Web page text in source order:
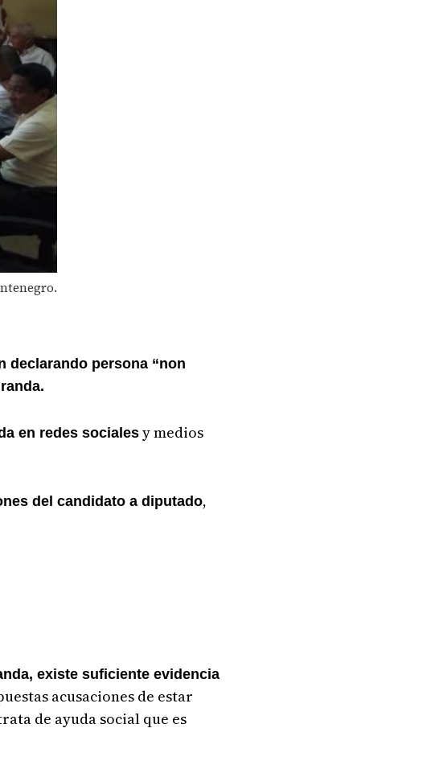
declarando persona “non
en redes socialesy medios
del candidato a diputado,
existe suficiente evidencia
acusaciones de estar
de ayuda social que es